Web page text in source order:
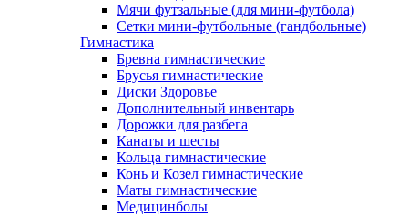
Мячи футзальные (для мини-футбола)
Сетки мини-футбольные (гандбольные)
Гимнастика
Бревна гимнастические
Брусья гимнастические
Диски Здоровье
Дополнительный инвентарь
Дорожки для разбега
Канаты и шесты
Кольца гимнастические
Конь и Козел гимнастические
Маты гимнастические
Медицинболы